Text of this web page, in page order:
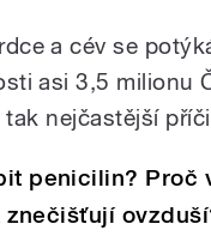
a cév se
asi 3,5 milionu
nejčastější
penicilin? Proč